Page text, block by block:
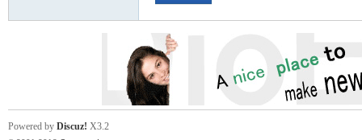
Powered by Discuz! X3.2